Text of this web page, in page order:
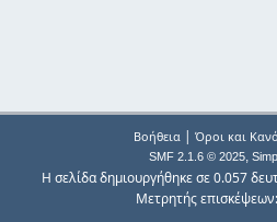
Βοήθεια| Όροι και
SMF 2.1.6 © 2025,
Η σελίδα δημιουργήθηκε σε 0.057
Μετρητής επισκέψεων: